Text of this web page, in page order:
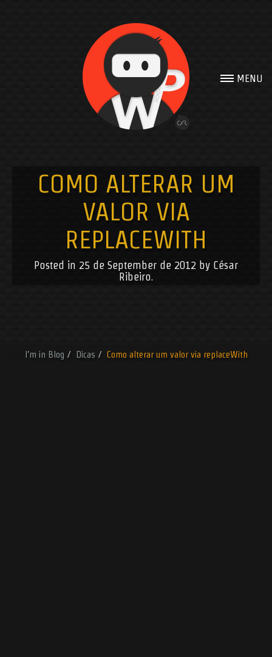
MENU
COMO ALTERAR UM
VALOR VIA
REPLACEWITH
Posted in 25 de September de 2012 by César
Ribeiro.
Blog Dicas Como alterar um valor via replaceWith
Get in touch
If you have any
question or a
budget!!!